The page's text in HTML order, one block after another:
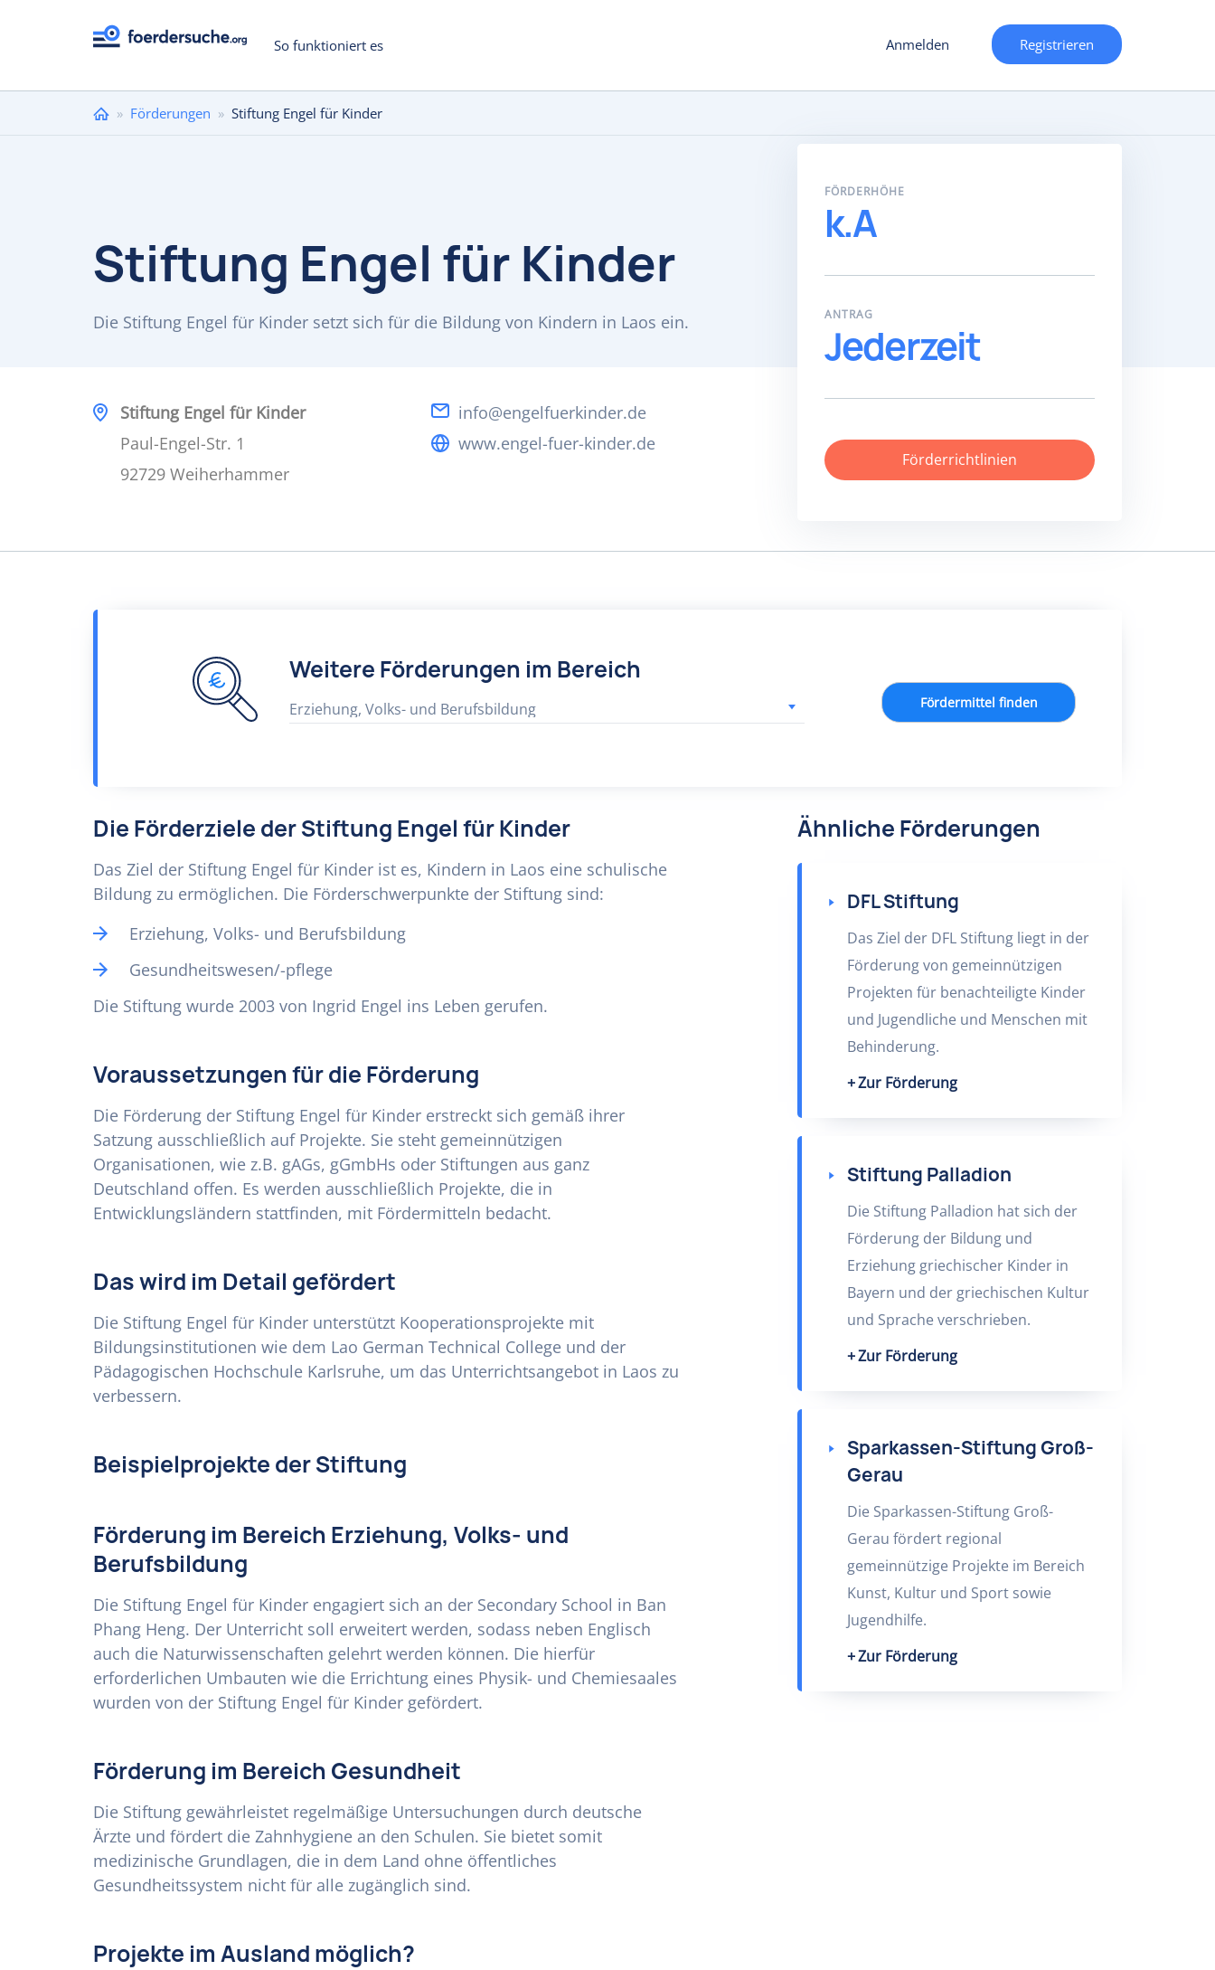
So funktioniert es Anmelden Registrieren
Sie
» Förderungen » Stiftung Engel für Kinder
Stiftung Engel für Kinder
Die Stiftung Engel für Kinder setzt sich für die Bildung von Kindern in Laos ein.
Stiftung Engel für Kinder
Paul-Engel-Str. 1
92729 Weiherhammer
info@engelfuerkinder.de
www.engel-fuer-kinder.de
FÖRDERHÖHE
k.A
ANTRAG
Jederzeit
Förderrichtlinien
Weitere Förderungen im Bereich
Erziehung, Volks- und Berufsbildung Fördermittel finden
Die Förderziele der Stiftung Engel für Kinder
Das Ziel der Stiftung Engel für Kinder ist es, Kindern in Laos eine schulische
Bildung zu ermöglichen. Die Förderschwerpunkte der Stiftung sind:
Erziehung, Volks- und Berufsbildung
Gesundheitswesen/-pflege
Die Stiftung wurde 2003 von Ingrid Engel ins Leben gerufen.
Voraussetzungen für die Förderung
Die Förderung der Stiftung Engel für Kinder erstreckt sich gemäß ihrer
Satzung ausschließlich auf Projekte. Sie steht gemeinnützigen
Organisationen, wie z.B. gAGs, gGmbHs oder Stiftungen aus ganz
Deutschland offen. Es werden ausschließlich Projekte, die in
Entwicklungsländern stattfinden, mit Fördermitteln bedacht.
Das wird im Detail gefördert
Die Stiftung Engel für Kinder unterstützt Kooperationsprojekte mit
Bildungsinstitutionen wie dem Lao German Technical College und der
Pädagogischen Hochschule Karlsruhe, um das Unterrichtsangebot in Laos zu
verbessern.
Beispielprojekte der Stiftung
Förderung im Bereich Erziehung, Volks- und
Berufsbildung
Die Stiftung Engel für Kinder engagiert sich an der Secondary School in Ban
Phang Heng. Der Unterricht soll erweitert werden, sodass neben Englisch
auch die Naturwissenschaften gelehrt werden können. Die hierfür
erforderlichen Umbauten wie die Errichtung eines Physik- und Chemiesaales
wurden von der Stiftung Engel für Kinder gefördert.
Förderung im Bereich Gesundheit
Die Stiftung gewährleistet regelmäßige Untersuchungen durch deutsche
Ärzte und fördert die Zahnhygiene an den Schulen. Sie bietet somit
medizinische Grundlagen, die in dem Land ohne öffentliches
Gesundheitssystem nicht für alle zugänglich sind.
Projekte im Ausland möglich?
Ähnliche Förderungen
DFL Stiftung
Das Ziel der DFL Stiftung liegt in der
Förderung von gemeinnützigen
Projekten für benachteiligte Kinder
und Jugendliche und Menschen mit
Behinderung.
Zur Förderung
Stiftung Palladion
Die Stiftung Palladion hat sich der
Förderung der Bildung und
Erziehung griechischer Kinder in
Bayern und der griechischen Kultur
und Sprache verschrieben.
Zur Förderung
Sparkassen-Stiftung Groß-
Gerau
Die Sparkassen-Stiftung Groß-
Gerau fördert regional
gemeinnützige Projekte im Bereich
Kunst, Kultur und Sport sowie
Jugendhilfe.
Zur Förderung